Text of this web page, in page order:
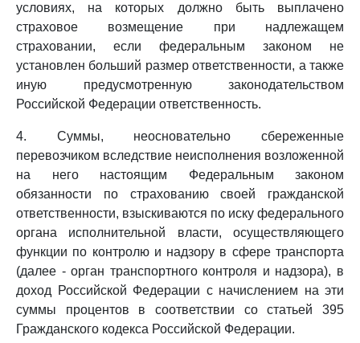
условиях, на которых должно быть выплачено
страховое возмещение при надлежащем
страховании, если федеральным законом не
установлен больший размер ответственности, а также
иную предусмотренную законодательством
Российской Федерации ответственность.
4. Суммы, неосновательно сбереженные
перевозчиком вследствие неисполнения возложенной
на него настоящим Федеральным законом
обязанности по страхованию своей гражданской
ответственности, взыскиваются по иску федерального
органа исполнительной власти, осуществляющего
функции по контролю и надзору в сфере транспорта
(далее - орган транспортного контроля и надзора), в
доход Российской Федерации с начислением на эти
суммы процентов в соответствии со статьей 395
Гражданского кодекса Российской Федерации.